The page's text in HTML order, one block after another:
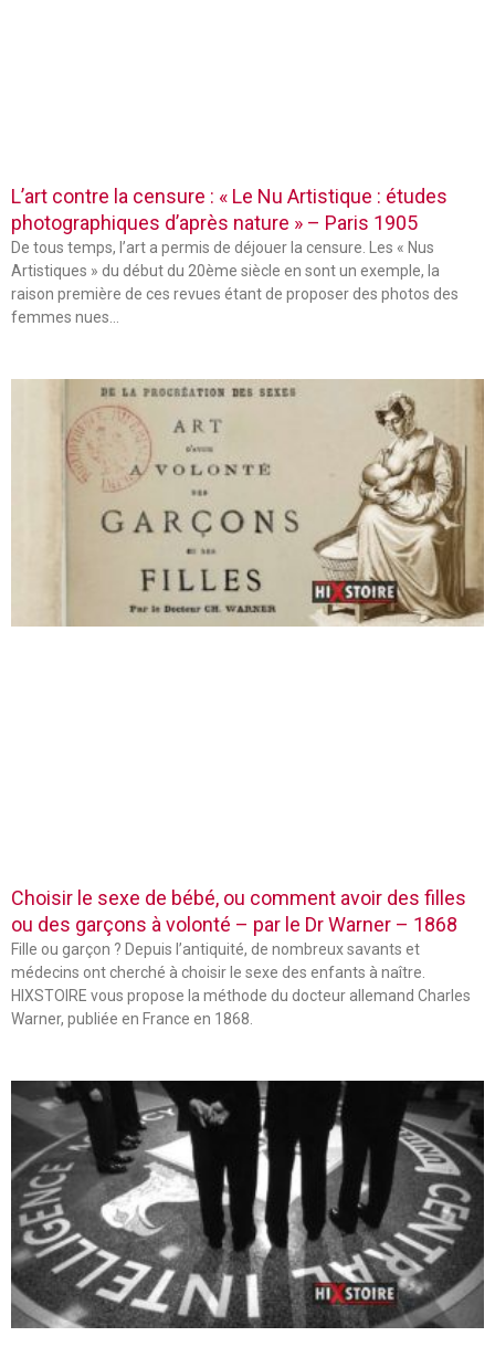
L’art contre la censure : « Le Nu Artistique : études
photographiques d’après nature » – Paris 1905
De tous temps, l’art a permis de déjouer la censure. Les « Nus
Artistiques » du début du 20ème siècle en sont un exemple, la
raison première de ces revues étant de proposer des photos des
femmes nues…
Choisir le sexe de bébé, ou comment avoir des filles
ou des garçons à volonté – par le Dr Warner – 1868
Fille ou garçon ? Depuis l’antiquité, de nombreux savants et
médecins ont cherché à choisir le sexe des enfants à naître.
HIXSTOIRE vous propose la méthode du docteur allemand Charles
Warner, publiée en France en 1868.